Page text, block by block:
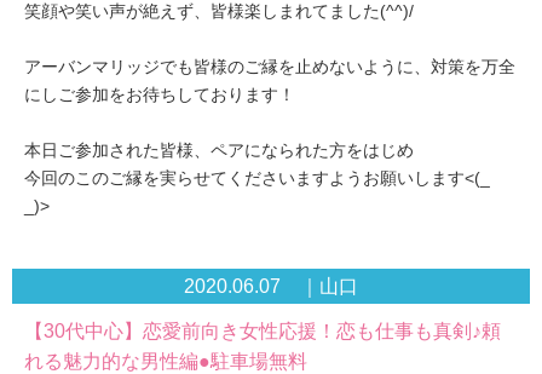
笑顔や笑い声が絶えず、皆様楽しまれてました(^^)/
アーバンマリッジでも皆様のご縁を止めないように、対策を万全
にしご参加をお待ちしております！
本日ご参加された皆様、ペアになられた方をはじめ
今回のこのご縁を実らせてくださいますようお願いします<(_
_)>
2020.06.07 ｜山口
【30代中心】恋愛前向き女性応援！恋も仕事も真剣♪頼
れる魅力的な男性編●駐車場無料